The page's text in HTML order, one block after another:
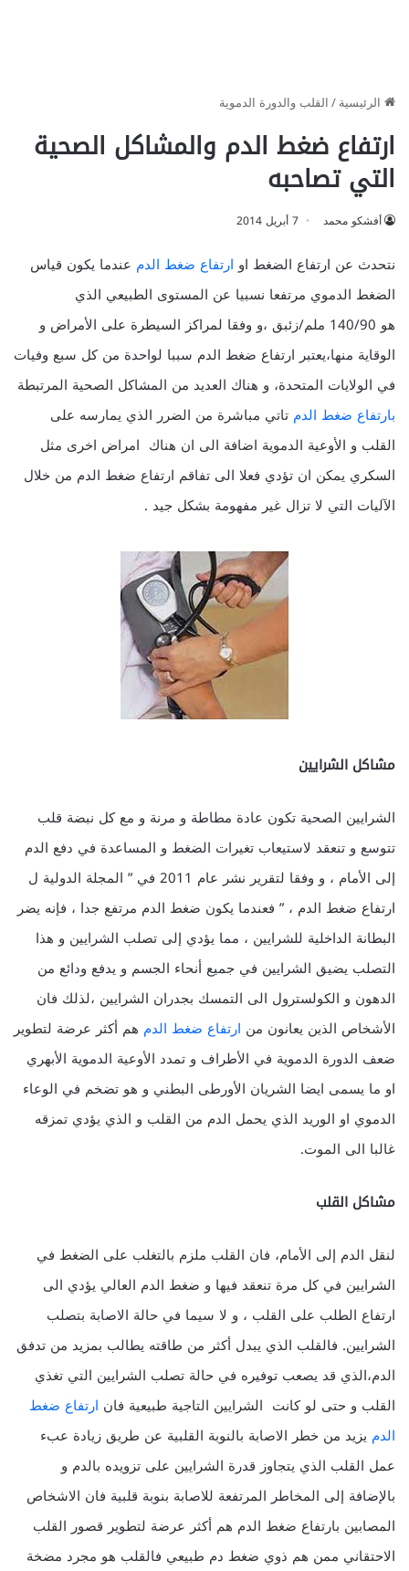
الرئيسية/القلب والدورة الدموية
ارتفاع ضغط الدم والمشاكل الصحية
التي تصاحبه
أفشكو محمد 7 أبريل 2014
نتحدث عن ارتفاع الضغط اوارتفاع ضغط الدم عندما يكون قياس
الضغط الدموي مرتفعا نسبيا عن المستوى الطبيعي الذي
هو 140/90 ملم/زئبق ،و وفقا لمراكز السيطرة على الأمراض و
الوقاية منها،يعتبر ارتفاع ضغط الدم سببا لواحدة من كل سبع وفيات
في الولايات المتحدة، و هناك العديد من المشاكل الصحية المرتبطة
بارتفاع ضغط الدم تاتي مباشرة من الضرر الذي يمارسه على
القلب و الأوعية الدموية اضافة الى ان هناك امراض اخرى مثل
السكري يمكن ان تؤدي فعلا الى تفاقم ارتفاع ضغط الدم من خلال
الآليات التي لا تزال غير مفهومة بشكل جيد .
مشاكل الشرايين
الشرايين الصحية تكون عادة مطاطة و مرنة و مع كل نبضة قلب
تتوسع و تنعقد لاستيعاب تغيرات الضغط و المساعدة في دفع الدم
إلى الأمام ، و وفقا لتقرير نشر عام 2011 في ” المجلة الدولية ل
ارتفاع ضغط الدم ، ” فعندما يكون ضغط الدم مرتفع جدا ، فإنه يضر
البطانة الداخلية للشرايين ، مما يؤدي إلى تصلب الشرايين و هذا
التصلب يضيق الشرايين في جميع أنحاء الجسم و يدفع ودائع من
الدهون و الكولسترول الى التمسك بجدران الشرايين ،لذلك فان
الأشخاص الذين يعانون من ارتفاع ضغط الدم هم أكثر عرضة لتطوير
ضعف الدورة الدموية في الأطراف و تمدد الأوعية الدموية الأبهري
او ما يسمى ايضا الشريان الأورطى البطني و هو تضخم في الوعاء
الدموي او الوريد الذي يحمل الدم من القلب و الذي يؤدي تمزقه
غالبا الى الموت.
مشاكل القلب
لنقل الدم إلى الأمام، فان القلب ملزم بالتغلب على الضغط في
الشرايين في كل مرة تنعقد فيها و ضغط الدم العالي يؤدي الى
ارتفاع الطلب على القلب ، و لا سيما في حالة الاصابة بتصلب
الشرايين. فالقلب الذي يبدل أكثر من طاقته يطالب بمزيد من تدفق
الدم،الذي قد يصعب توفيره في حالة تصلب الشرايين التي تغذي
القلب و حتى لو كانت الشرايين التاجية طبيعية فان ارتفاع ضغط
الدم يزيد من خطر الاصابة بالنوبة القلبية عن طريق زيادة عبء
عمل القلب الذي يتجاوز قدرة الشرايين على تزويده بالدم و
بالإضافة إلى المخاطر المرتفعة للاصابة بنوبة قلبية فان الاشخاص
المصابين بارتفاع ضغط الدم هم أكثر عرضة لتطوير قصور القلب
الاحتقاني ممن هم ذوي ضغط دم طبيعي فالقلب هو مجرد مضخة